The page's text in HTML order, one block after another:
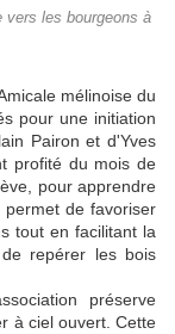
vers les bour­geons à
mélinoise du
pour une ini­tiation
Pairon et d'Yves
profité du mois de
pour apprendre
de favoriser
tout en facilitant la
repérer les bois
préserve
à ciel ouvert. Cette